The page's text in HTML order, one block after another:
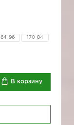
164-96 170-84
В корзину